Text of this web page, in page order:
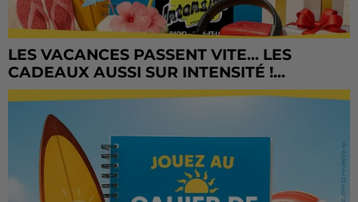
LES VACANCES PASSENT VITE... LES
CADEAUX AUSSI SUR INTENSITÉ !...